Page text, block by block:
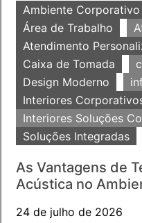
Ambiente Corporativo
Área de Trabalho
Atendimento
Caixa de Tomada
Design Moderno
Interiores
Interiores Soluções
Soluções Integradas
As Vantagens de
Acústica no
24 de julho de 2026